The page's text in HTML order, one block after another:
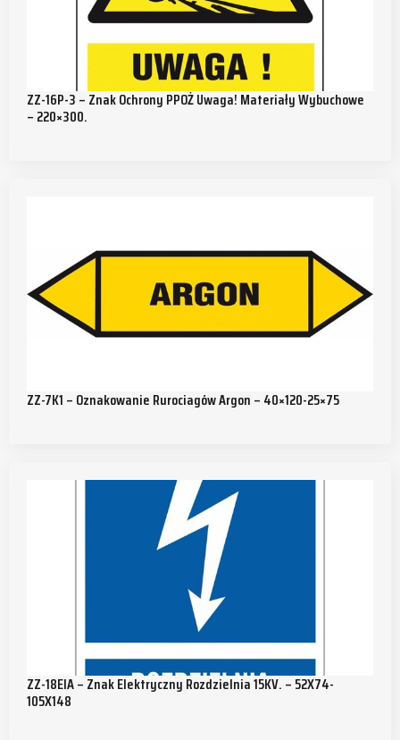
ZZ-16P-3 – Znak Ochrony PPOŻ Uwaga! Materiały Wybuchowe
– 220×300.
ZZ-7K1 – Oznakowanie Rurociagów Argon – 40×120-25×75
ZZ-18EIA – Znak Elektryczny Rozdzielnia 15KV. – 52X74-
105X148